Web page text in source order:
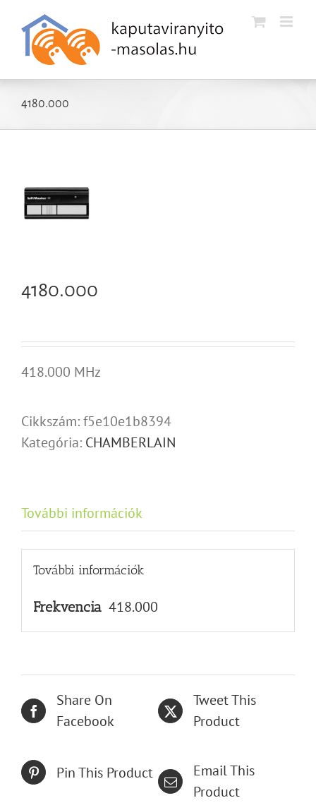
Kihagyás
4180.000
4180.000
418.000 MHz
Cikkszám:f5e10e1b8394
Kategória: CHAMBERLAIN
További információk
További információk
Frekvencia 418.000
Share On
Facebook
Tweet This
Product
Pin This Product
Email This
Product